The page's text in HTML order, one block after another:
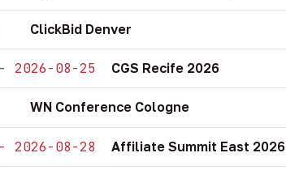
ClickBid Denver
2026-08-25 CGS Recife 2026
WN Conference Cologne
2026-08-28 Affiliate Summit East 2026